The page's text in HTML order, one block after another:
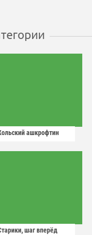
ашкрофтин
шаг вперёд